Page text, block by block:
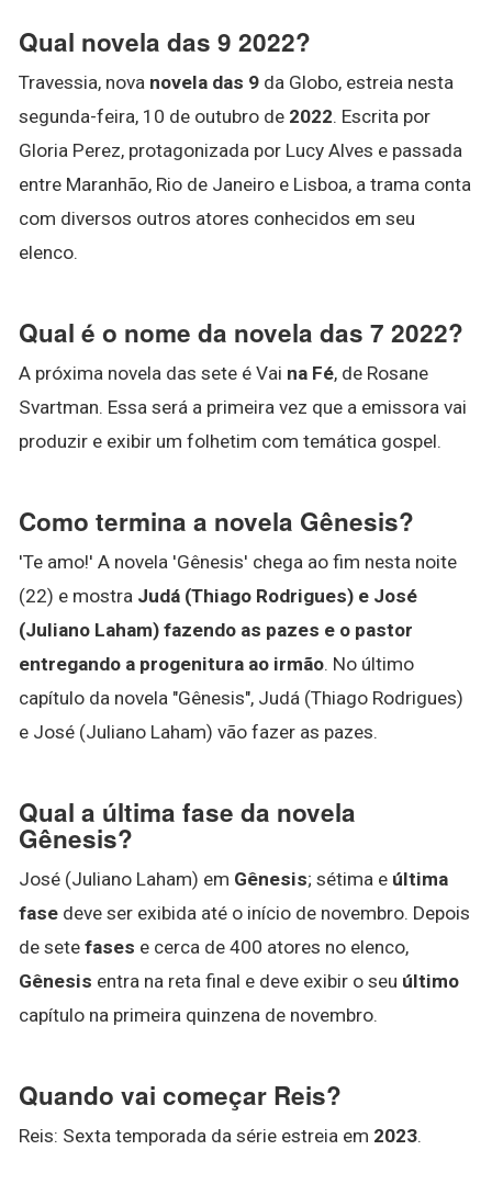
Qual novela das 9 2022?
Travessia, nova novela das 9 da Globo, estreia nesta
segunda-feira, 10 de outubro de 2022. Escrita por
Gloria Perez, protagonizada por Lucy Alves e passada
entre Maranhão, Rio de Janeiro e Lisboa, a trama conta
com diversos outros atores conhecidos em seu
elenco.
Qual é o nome da novela das 7 2022?
A próxima novela das sete é Vai na Fé, de Rosane
Svartman. Essa será a primeira vez que a emissora vai
produzir e exibir um folhetim com temática gospel.
Como termina a novela Gênesis?
'Te amo!' A novela 'Gênesis' chega ao fim nesta noite
(22) e mostra Judá (Thiago Rodrigues) e José
(Juliano Laham) fazendo as pazes e o pastor
entregando a progenitura ao irmão. No último
capítulo da novela "Gênesis", Judá (Thiago Rodrigues)
e José (Juliano Laham) vão fazer as pazes.
Qual a última fase da novela
Gênesis?
José (Juliano Laham) em Gênesis; sétima e última
fase deve ser exibida até o início de novembro. Depois
de sete fases e cerca de 400 atores no elenco,
Gênesis entra na reta final e deve exibir o seu último
capítulo na primeira quinzena de novembro.
Quando vai começar Reis?
Reis: Sexta temporada da série estreia em 2023.